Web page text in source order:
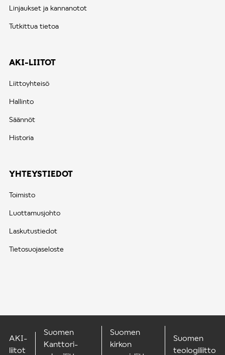
Linjaukset ja kannanotot
Tutkittua tietoa
AKI-LIITOT
Liittoyhteisö
Hallinto
Säännöt
Historia
YHTEYSTIEDOT
Toimisto
Luottamusjohto
Laskutustiedot
Tietosuojaseloste
AKI-
liitot
Suomen
Kanttori-
Suomen
kirkon
Suomen
teologiliitto